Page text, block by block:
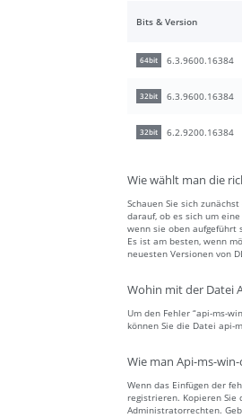
Bits & Version
64bit 6.3.9600.16384
32bit 6.3.9600.16384
32bit 6.2.9200.16384
Wie wählt man die
Schauen Sie sich
darauf, ob es sich um
wenn sie oben aufgeführt
Es ist am besten, wenn
neuesten Versionen von
Wohin mit der Datei
Um den Fehler “api-ms-
können Sie die Datei api-
Wie man Api-ms-
Wenn das Einfügen der
registrieren. Kopieren Sie
Administratorrechten.